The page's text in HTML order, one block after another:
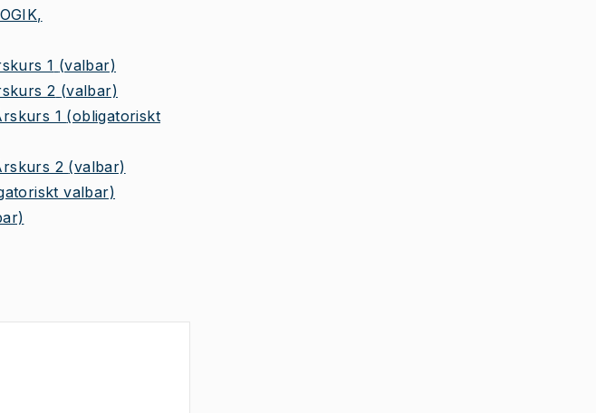
1 (valbar)
2 (valbar)
1 (obligatoriskt
2 (valbar)
valbar)